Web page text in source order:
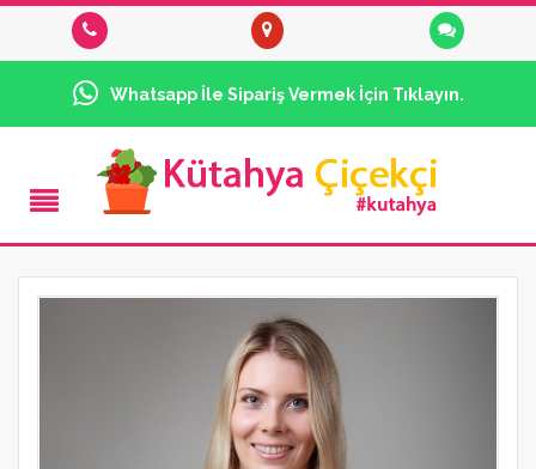
Whatsapp İle Sipariş Vermek İçin Tıklayın.